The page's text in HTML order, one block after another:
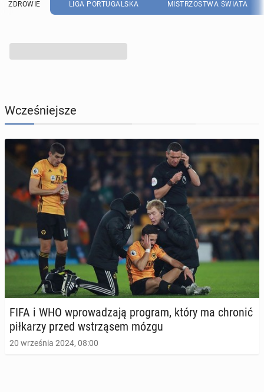
ZDROWIE LIGA PORTUGALSKA MISTRZOSTWA ŚWIATA
Wcześniejsze
FIFA i WHO wpro­wa­dza­ją program, który ma chronić
pił­ka­rzy przed wstrzą­sem mózgu
20 września 2024, 08:00